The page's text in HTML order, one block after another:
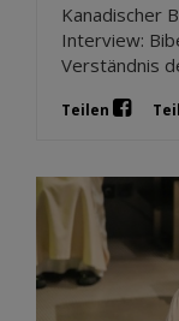
Kanadischer
Interview:
Verständnis
Teilen